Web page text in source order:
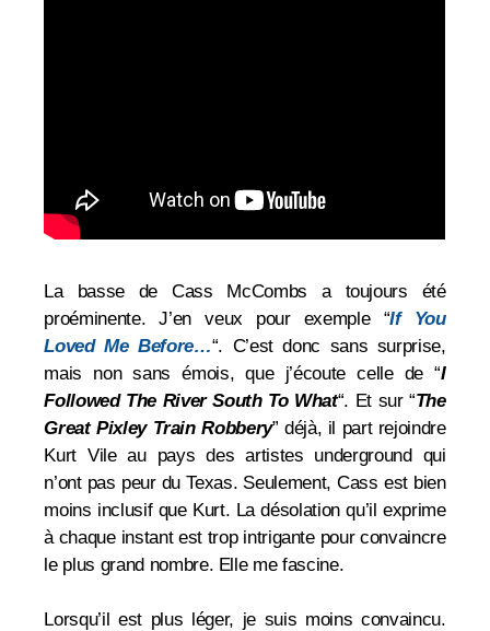
La basse de Cass McCombs a toujours été
proéminente. J’en veux pour exemple “If You
Loved Me Before…“. C’est donc sans surprise,
mais non sans émois, que j’écoute celle de“I
Followed The River South To What“. Et sur “The
Great Pixley Train Robbery” déjà, il part rejoindre
Kurt Vile au pays des artistes underground qui
n’ont pas peur du Texas. Seulement, Cass est bien
moins inclusif que Kurt. La désolation qu’il exprime
à chaque instant est trop intrigante pour convaincre
le plus grand nombre. Elle me fascine.
Lorsqu’il est plus léger, je suis moins convaincu.